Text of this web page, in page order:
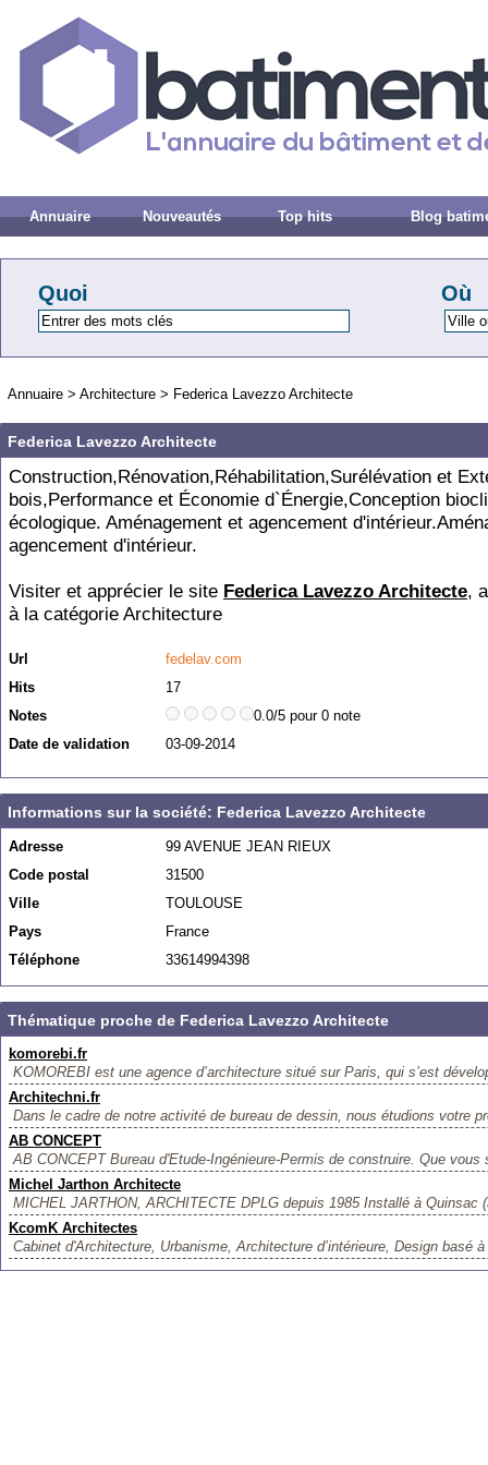
Annuaire Nouveautés Top hits Blog
Quoi Où
Annuaire > Architecture > Federica Lavezzo Architecte
Federica Lavezzo Architecte
Construction,Rénovation,Réhabilitation,Surélévation et
bois,Performance et Économie d`Énergie,Conception
écologique. Aménagement et agencement
agencement d'intérieur.
Visiter et apprécier le site Federica Lavezzo Architecte,
à la catégorie Architecture
Url
fedelav.com
Hits
17
Notes
0.0/5 pour 0 note
Date de validation
03-09-2014
Informations sur la société: Federica Lavezzo Architecte
Adresse
99 AVENUE JEAN RIEUX
Code postal
31500
Ville
TOULOUSE
Pays
France
Téléphone
33614994398
Thématique proche de Federica Lavezzo Architecte
komorebi.fr
KOMOREBI est une agence d’architecture situé sur Paris, qui s’est
Architechni.fr
Dans le cadre de notre activité de bureau de dessin, nous étudions votre
AB CONCEPT
AB CONCEPT Bureau d'Etude-Ingénieure-Permis de construire. Que
Michel Jarthon Architecte
MICHEL JARTHON, ARCHITECTE DPLG depuis 1985 Installé à Quinsac
KcomK Architectes
Cabinet d'Architecture, Urbanisme, Architecture d’intérieure, Design basé